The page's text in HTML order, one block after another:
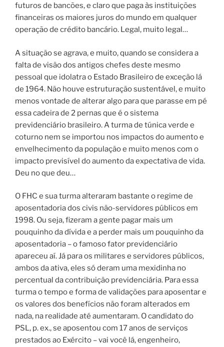
futuros de bancões, e claro que paga às instituições
financeiras os maiores juros do mundo em qualquer
operação de crédito bancário. Legal, muito legal…
A situação se agrava, e muito, quando se considera a
falta de visão dos antigos chefes deste mesmo
pessoal que idolatra o Estado Brasileiro de exceção lá
de 1964. Não houve estruturação sustentável, e muito
menos vontade de alterar algo para que parasse em pé
essa cadeira de 2 pernas que é o sistema
previdenciário brasileiro. A turma de túnica verde e
coturno nem se importou nos impactos do aumento e
envelhecimento da população e muito menos com o
impacto previsível do aumento da expectativa de vida.
Deu no que deu…
O FHC e sua turma alteraram bastante o regime de
aposentadoria dos civis não-servidores públicos em
1998. Ou seja, fizeram a gente pagar mais um
pouquinho da dívida e a perder mais um pouquinho da
aposentadoria – o famoso fator previdenciário
apareceu aí. Já para os militares e servidores públicos,
ambos da ativa, eles só deram uma mexidinha no
percentual da contribuição previdenciária. Para essa
turma o tempo e forma de validações para aposentar e
os valores dos benefícios não foram alterados em
nada, na realidade até aumentaram. O candidato do
PSL, p. ex., se aposentou com 17 anos de serviços
prestados ao Exército – vai você lá, engenheiro,